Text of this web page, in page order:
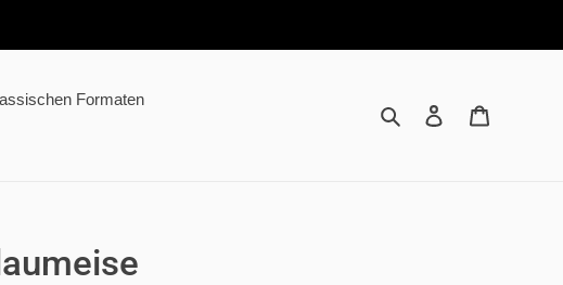
Formaten
Suchen Einloggen